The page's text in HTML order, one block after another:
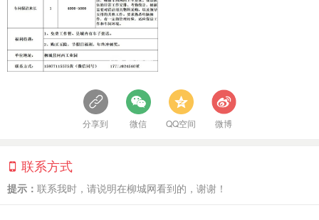
分享到 微信 QQ空间 微博
联系方式
提示： 联系我时，请说明在柳城网看到的，谢谢！